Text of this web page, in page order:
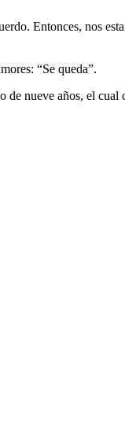
Entonces, nos
“Se queda”.
nueve años, el cual